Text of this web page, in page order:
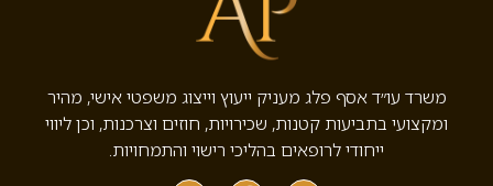
משרד עו״ד אסף פלג מעניק ייעוץ וייצוג משפטי אישי, מהיר
ומקצועי בתביעות קטנות, שכירויות, חוזים וצרכנות, וכן ליווי
ייחודי לרופאים בהליכי רישוי והתמחויות.